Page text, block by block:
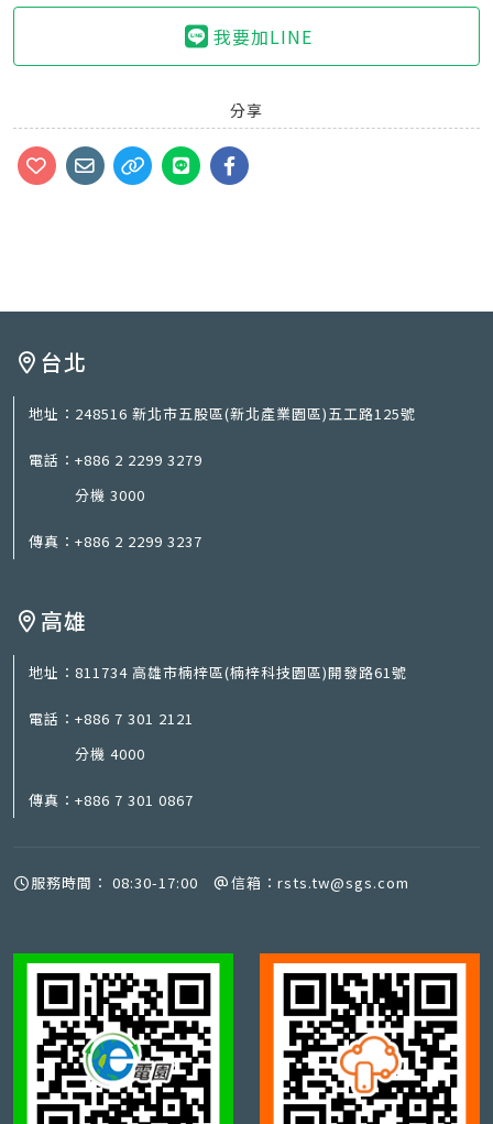
我要加LINE
分享
台北
地址： 248516 新北市五股區(新北產業園區)五工路125號
電話： +886 2 2299 3279
分機 3000
傳真： +886 2 2299 3237
高雄
地址： 811734 高雄市楠梓區(楠梓科技園區)開發路61號
電話： +886 7 301 2121
分機 4000
傳真： +886 7 301 0867
服務時間： 08:30-17:00 信箱： rsts.tw@sgs.com